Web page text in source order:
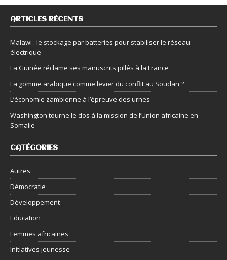
ARTICLES RÉCENTS
Malawi : le stockage par batteries pour stabiliser le réseau
électrique
La Guinée réclame ses manuscrits pillés à la France
La gomme arabique comme levier du conflit au Soudan ?
L’économie zambienne à l’épreuve des urnes
Washington tourne le dos à la mission de l’Union africaine en
Somalie
CATÉGORIES
Autres
Démocratie
Développement
Education
Femmes africaines
Initiatives jeunesse